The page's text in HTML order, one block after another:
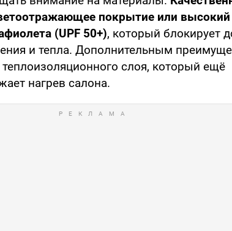
покрытие или высокий
(UPF 50+), который блокирует
и тепла. Дополнительным
теплоизоляционного слоя, который ещё
нагрев салона.